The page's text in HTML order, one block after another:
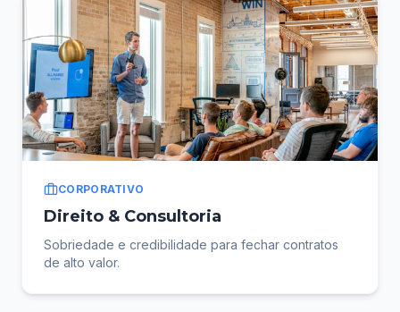
CORPORATIVO
Direito & Consultoria
Sobriedade e credibilidade para fechar contratos
de alto valor.